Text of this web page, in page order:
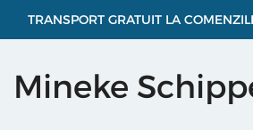
TRANSPORT GRATUIT LA
Mineke